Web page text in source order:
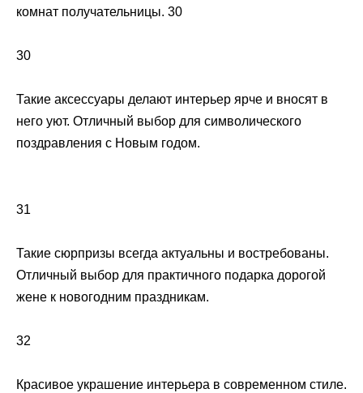
комнат получательницы. 30
30
Такие аксессуары делают интерьер ярче и вносят в
него уют. Отличный выбор для символического
поздравления с Новым годом.
31
Такие сюрпризы всегда актуальны и востребованы.
Отличный выбор для практичного подарка дорогой
жене к новогодним праздникам.
32
Красивое украшение интерьера в современном стиле.